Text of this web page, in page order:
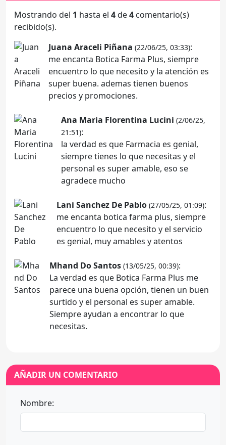
Mostrando del 1 hasta el 4de4 comentario(s)
recibido(s).
Juana Araceli Piñana (22/06/25, 03:33):
me encanta Botica Farma Plus, siempre
encuentro lo que necesito y la atención es
super buena. ademas tienen buenos
precios y promociones.
Ana Maria Florentina Lucini (2/06/25,
21:51):
la verdad es que Farmacia es genial,
siempre tienes lo que necesitas y el
personal es super amable, eso se
agradece mucho
Lani Sanchez De Pablo (27/05/25, 01:09):
me encanta botica farma plus, siempre
encuentro lo que necesito y el servicio
es genial, muy amables y atentos
Mhand Do Santos (13/05/25, 00:39):
La verdad es que Botica Farma Plus me
parece una buena opción, tienen un buen
surtido y el personal es super amable.
Siempre ayudan a encontrar lo que
necesitas.
AÑADIR UN COMENTARIO
Nombre: